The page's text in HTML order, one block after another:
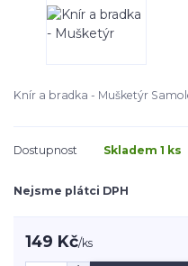
Knír a bradka - Mušketýr
Dostupnost Skladem 1 ks
Nejsme plátci DPH
149 Kč/ks